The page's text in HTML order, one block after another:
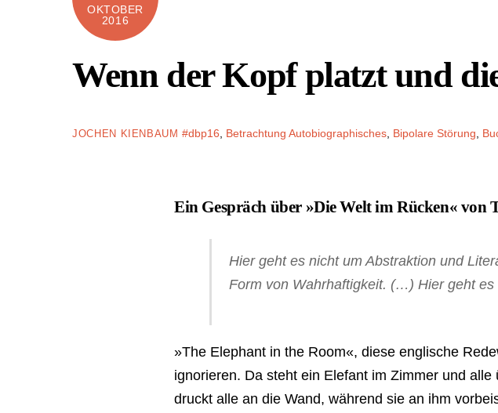
OKTOBER
2016
Wenn der Kopf platzt und
JOCHEN KIENBAUM #dbp16 Betrachtung Autobiographisches, Bipolare Störung
Ein Gespräch über »Die Welt im Rücken« von
Hier geht es nicht um Abstraktion und
Form von Wahrhaftigkeit. (…) Hier geht
»The Elephant in the Room«, diese englische
ignorieren. Da steht ein Elefant im Zimmer und
druckt alle an die Wand, während sie an ihm